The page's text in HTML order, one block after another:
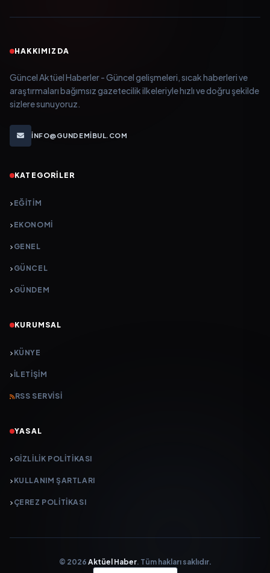
HAKKIMIZDA
Güncel Aktüel Haberler - Güncel gelişmeleri, sıcak haberleri ve
araştırmaları bağımsız gazetecilik ilkeleriyle hızlı ve doğru şekilde
sizlere sunuyoruz.
INFO@GUNDEMIBUL.COM
KATEGORILER
EĞITIM
EKONOMI
GENEL
GÜNCEL
GÜNDEM
KURUMSAL
KÜNYE
İLETIŞIM
RSS SERVISI
YASAL
GIZLILIK POLITIKASI
KULLANIM ŞARTLARI
ÇEREZ POLITIKASI
© 2026 Aktüel Haber. Tüm hakları saklıdır.